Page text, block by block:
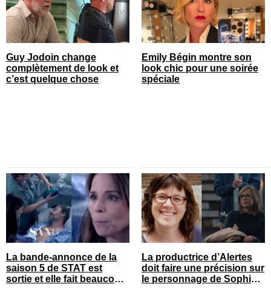
Guy Jodoin change
complètement de look et
c’est quelque chose
Emily Bégin montre son
look chic pour une soirée
spéciale
La bande-annonce de la
saison 5 de STAT est
sortie et elle fait beaucoup
La productrice d’Alertes
doit faire une précision sur
le personnage de Sophie